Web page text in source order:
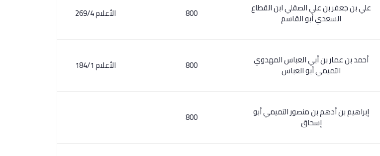
علي بن جعفر بن علي الصقلي ابن القطاع
السعدي أبو القاسم 800 الأعلام 269/4
أحمد بن عمار بن أبي العباس المهدوي
التميمي أبو العباس 800 الأعلام 184/1
إبراهيم بن أدهم بن منصور التميمي أبو
إسحاق 800